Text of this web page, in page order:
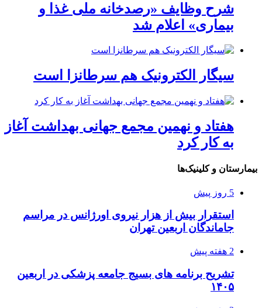
شرح وظایف «رصدخانه ملی غذا و
بیماری» اعلام شد
سیگار الکترونیک هم سرطانزا است
هفتاد و نهمین مجمع جهانی بهداشت آغاز
به کار کرد
بیمارستان و کلینیک‌ها
5 روز پیش
استقرار بیش از هزار نیروی اورژانس در مراسم
جاماندگان اربعین تهران
2 هفته پیش
تشریح برنامه های بسیج جامعه پزشکی در اربعین
۱۴۰۵